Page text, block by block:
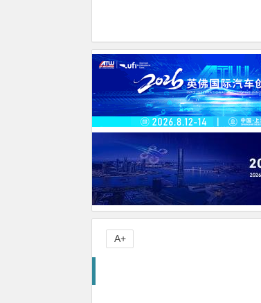
A+